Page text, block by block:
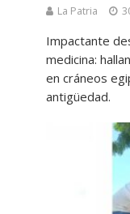
La Patria
Impactante
medicina:
en cráneos
antigüedad.